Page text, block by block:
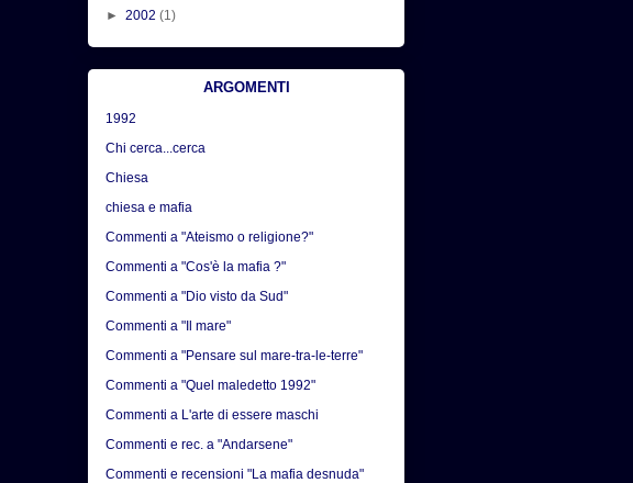
► 2002 (1)
ARGOMENTI
1992
Chi cerca...cerca
Chiesa
chiesa e mafia
Commenti a "Ateismo o religione?"
Commenti a "Cos'è la mafia ?"
Commenti a "Dio visto da Sud"
Commenti a "Il mare"
Commenti a "Pensare sul mare-tra-le-terre"
Commenti a "Quel maledetto 1992"
Commenti a L'arte di essere maschi
Commenti e rec. a "Andarsene"
Commenti e recensioni "La mafia desnuda"